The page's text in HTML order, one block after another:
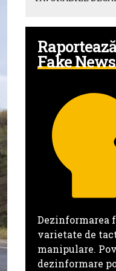
Raportează
Fake News
Dezinformarea
varietate de
manipulare.
dezinformare